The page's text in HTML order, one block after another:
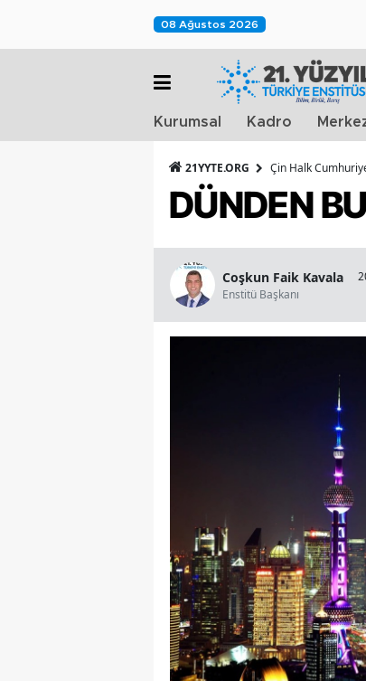
08 Ağustos 2026
Kurumsal Kadro
21YYTE.ORG Çin Halk
DÜNDEN
Coşkun Faik Kavala
Enstitü Başkanı